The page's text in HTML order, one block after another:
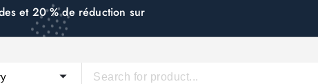
et 20 % de réduction sur